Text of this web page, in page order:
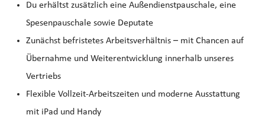
Du erhältst zusätzlich eine Außendienstpauschale, eine
Spesenpauschale sowie Deputate
Zunächst befristetes Arbeitsverhältnis – mit Chancen auf
Übernahme und Weiterentwicklung innerhalb unseres
Vertriebs
Flexible Vollzeit-Arbeitszeiten und moderne Ausstattung
mit iPad und Handy